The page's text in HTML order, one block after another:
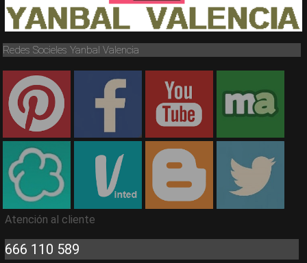
Redes Socieles Yanbal Valencia
Atención al cliente
666 110 589